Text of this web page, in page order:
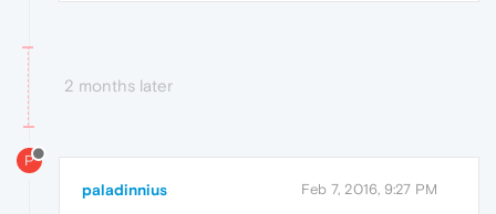
2 months later
P
paladinnius Feb 7, 2016, 9:27 PM